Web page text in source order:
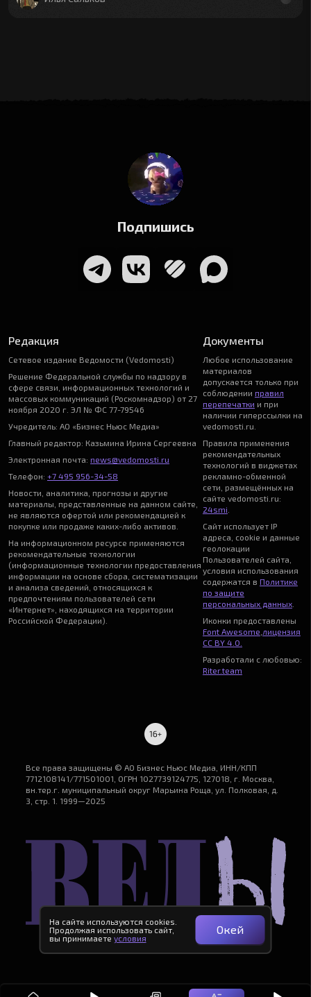
Подпишись
Редакция
Сетевое издание Ведомости (Vedomosti)
Решение Федеральной службы по надзору в
сфере связи, информационных технологий и
массовых коммуникаций (Роскомнадзор) от 27
ноября 2020 г. ЭЛ № ФС 77-79546
Учредитель: АО «Бизнес Ньюс Медиа»
Главный редактор: Казьмина Ирина Сергеевна
Электронная почта: news@vedomosti.ru
Телефон: +7 495 956-34-58
Новости, аналитика, прогнозы и другие
материалы, представленные на данном сайте,
не являются офертой или рекомендацией к
покупке или продаже каких-либо активов.
На информационном ресурсе применяются
рекомендательные технологии
(информационные технологии предоставления
информации на основе сбора, систематизации
и анализа сведений, относящихся к
предпочтениям пользователей сети
«Интернет», находящихся на территории
Российской Федерации).
Документы
Любое использование
материалов
допускается только при
соблюдении правил
перепечатки и при
наличии гиперссылки на
vedomosti.ru.
Правила применения
рекомендательных
технологий в виджетах
рекламно-обменной
сети, размещённых на
сайте vedomosti.ru:
24smi
Сайт использует IP
адреса, cookie и данные
геолокации
Пользователей сайта,
условия использования
содержатся в Политике
по защите
персональных данных.
Иконки предоставлены
Font Awesome лицензия
CC BY 4.0.
Разработали с любовью:
Riter.team
Все права защищены © АО Бизнес Ньюс Медиа, ИНН/КПП
7712108141/771501001, ОГРН 1027739124775, 127018, г. Москва,
вн.тер.г. муниципальный округ Марьина Роща, ул. Полковая, д.
3, стр. 1. 1999—2025
На сайте используются cookies.
Продолжая использовать сайт,
вы принимаете условия
Окей